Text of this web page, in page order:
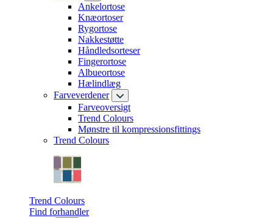
Ankelortose
Knæortoser
Rygortose
Nakkestøtte
Håndledsorteser
Fingerortose
Albueortose
Hælindlæg
Farveverdener
Farveoversigt
Trend Colours
Mønstre til kompressionsfittings
Trend Colours
Trend Colours
Find forhandler